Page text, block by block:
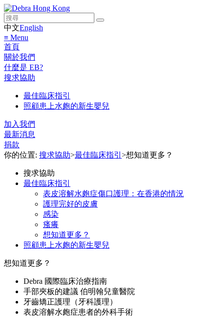
中文English
≡ Menu
首頁
關於我們
什麼是 EB?
搜求協助
最佳臨床指引
照顧患上水皰的新生嬰兒
加入我們
最新消息
捐款
你的位置: 搜求協助>最佳臨床指引 >想知道更多？
搜求協助
最佳臨床指引
表皮溶解水皰症傷口護理：在香港的情況
護理完好的皮膚
感染
瘙癢
想知道更多？
照顧患上水皰的新生嬰兒
想知道更多？
Debra 國際臨床治療指南
手部夾板的建議 伯明翰兒童醫院
牙齒矯正護理（牙科護理）
表皮溶解水皰症患者的外科手術